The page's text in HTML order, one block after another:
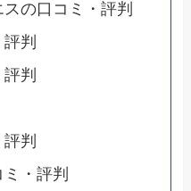
の口コミ・評判
判
判
判
・評判